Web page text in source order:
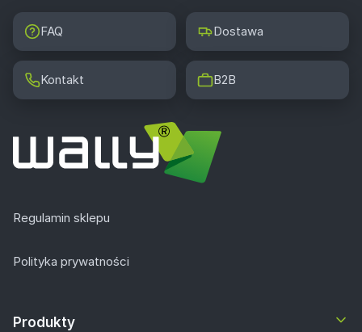
FAQ Dostawa
Kontakt B2B
Regulamin sklepu
Polityka prywatności
Produkty